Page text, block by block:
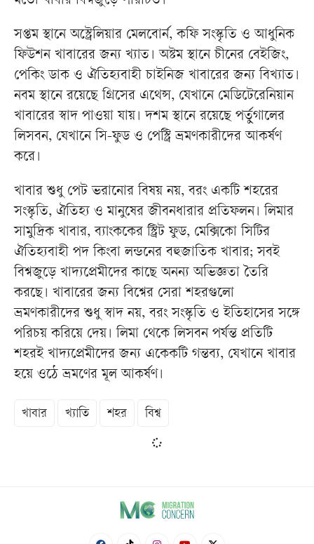
সপ্তম স্থানে অস্ট্রেলিয়ার মেলবোর্ন, কফি সংস্কৃতি ও আধুনিক
ফিউশন খাবারের জন্য খ্যাত। অষ্টম স্থানে চীনের বেইজিং,
পেকিং ডাক ও ঐতিহ্যবাহী চাইনিজ খাবারের জন্য বিখ্যাত।
নবম স্থানে রয়েছে গ্রিসের এথেন্স, যেখানে মেডিটেরেনিয়ান
খাবারের স্বাদ পাওয়া যায়। দশম স্থানে রয়েছে পর্তুগালের
লিসবন, যেখানে সি-ফুড ও পেস্ট্রি ভ্রমণকারীদের আকর্ষণ
করে।
খাবার শুধু পেট ভরানোর বিষয় নয়, বরং একটি শহরের
সংস্কৃতি, ঐতিহ্য ও মানুষের জীবনধারার প্রতিফলন। লিমার
সামুদ্রিক খাবার, ব্যাংককের স্ট্রিট ফুড, মেক্সিকো সিটির
ঐতিহ্যবাহী পদ কিংবা লন্ডনের বহুজাতিক খাবার; সবই
বিশ্বজুড়ে খাদ্যপ্রেমীদের কাছে অনন্য অভিজ্ঞতা তৈরি
করছে। খাবারের জন্য বিশ্বের সেরা শহরগুলো
ভ্রমণকারীদের শুধু স্বাদ নয়, বরং সংস্কৃতি ও ইতিহাসের সঙ্গে
পরিচয় করিয়ে দেয়। লিমা থেকে লিসবন পর্যন্ত প্রতিটি
শহরই খাদ্যপ্রেমীদের জন্য একেকটি গন্তব্য, যেখানে খাবার
হয়ে ওঠে ভ্রমণের মূল আকর্ষণ।
খাবার খ্যাতি শহর বিশ্ব